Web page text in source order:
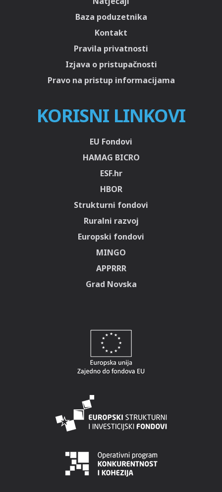
Baza poduzetnika
Kontakt
Pravila privatnosti
Izjava o pristupačnosti
Pravo na pristup informacijama
KORISNI LINKOVI
EU Fondovi
HAMAG BICRO
ESF.hr
HBOR
Strukturni fondovi
Ruralni razvoj
Europski fondovi
MINGO
APPRRR
Grad Novska